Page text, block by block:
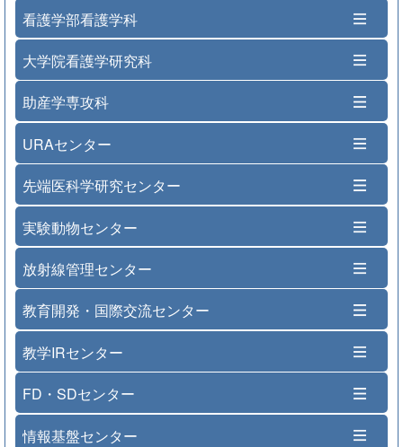
看護学部看護学科
大学院看護学研究科
助産学専攻科
URAセンター
先端医科学研究センター
実験動物センター
放射線管理センター
教育開発・国際交流センター
教学IRセンター
FD・SDセンター
情報基盤センター